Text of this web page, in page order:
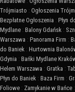
Trójmiasto : Ogłoszenia
Bezpłatne Ogłoszenia : Płyn
Mydlane : Balony Gdańsk :
Warszawa : Panorama Firm :
do Baniek : Hurtownia
Gdynia : Bańki Mydlane
Helem Warszawa : Gratka :
Płyn do Baniek : Baza Firm :
Foliowe : Zamykanie w Bańce :